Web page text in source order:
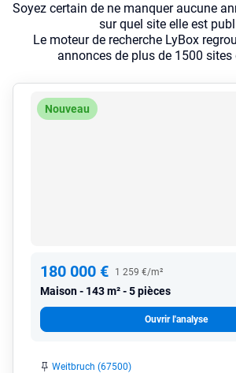
Soyez certain de ne manquer aucune
sur quel site elle est
Le moteur de recherche LyBox
annonces de plus de 1500
Nouveau
180 000 € 1 259 €/m²
Maison 143 m² - 5 pièces
Ouvrir l'analyse
Weitbruch (67500)